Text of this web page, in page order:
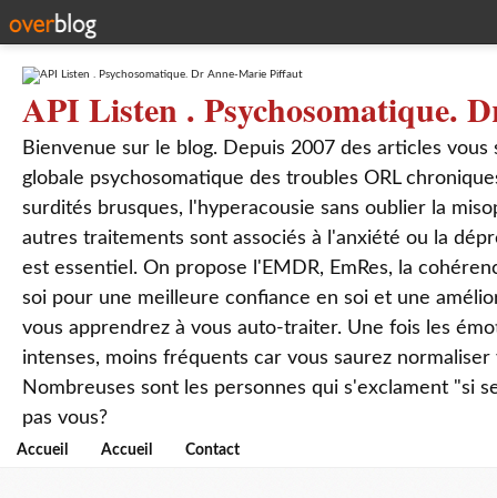
API Listen . Psychosomatique.
Bienvenue sur le blog. Depuis 2007 des articles
globale psychosomatique des troubles ORL
surdités brusques, l'hyperacousie sans oublier la
autres traitements sont associés à l'anxiété ou la
est essentiel. On propose l'EMDR, EmRes, la
soi pour une meilleure confiance en soi et une
vous apprendrez à vous auto-traiter. Une fois les
intenses, moins fréquents car vous saurez
Nombreuses sont les personnes qui s'exclament "si
pas vous?
Accueil Accueil Contact